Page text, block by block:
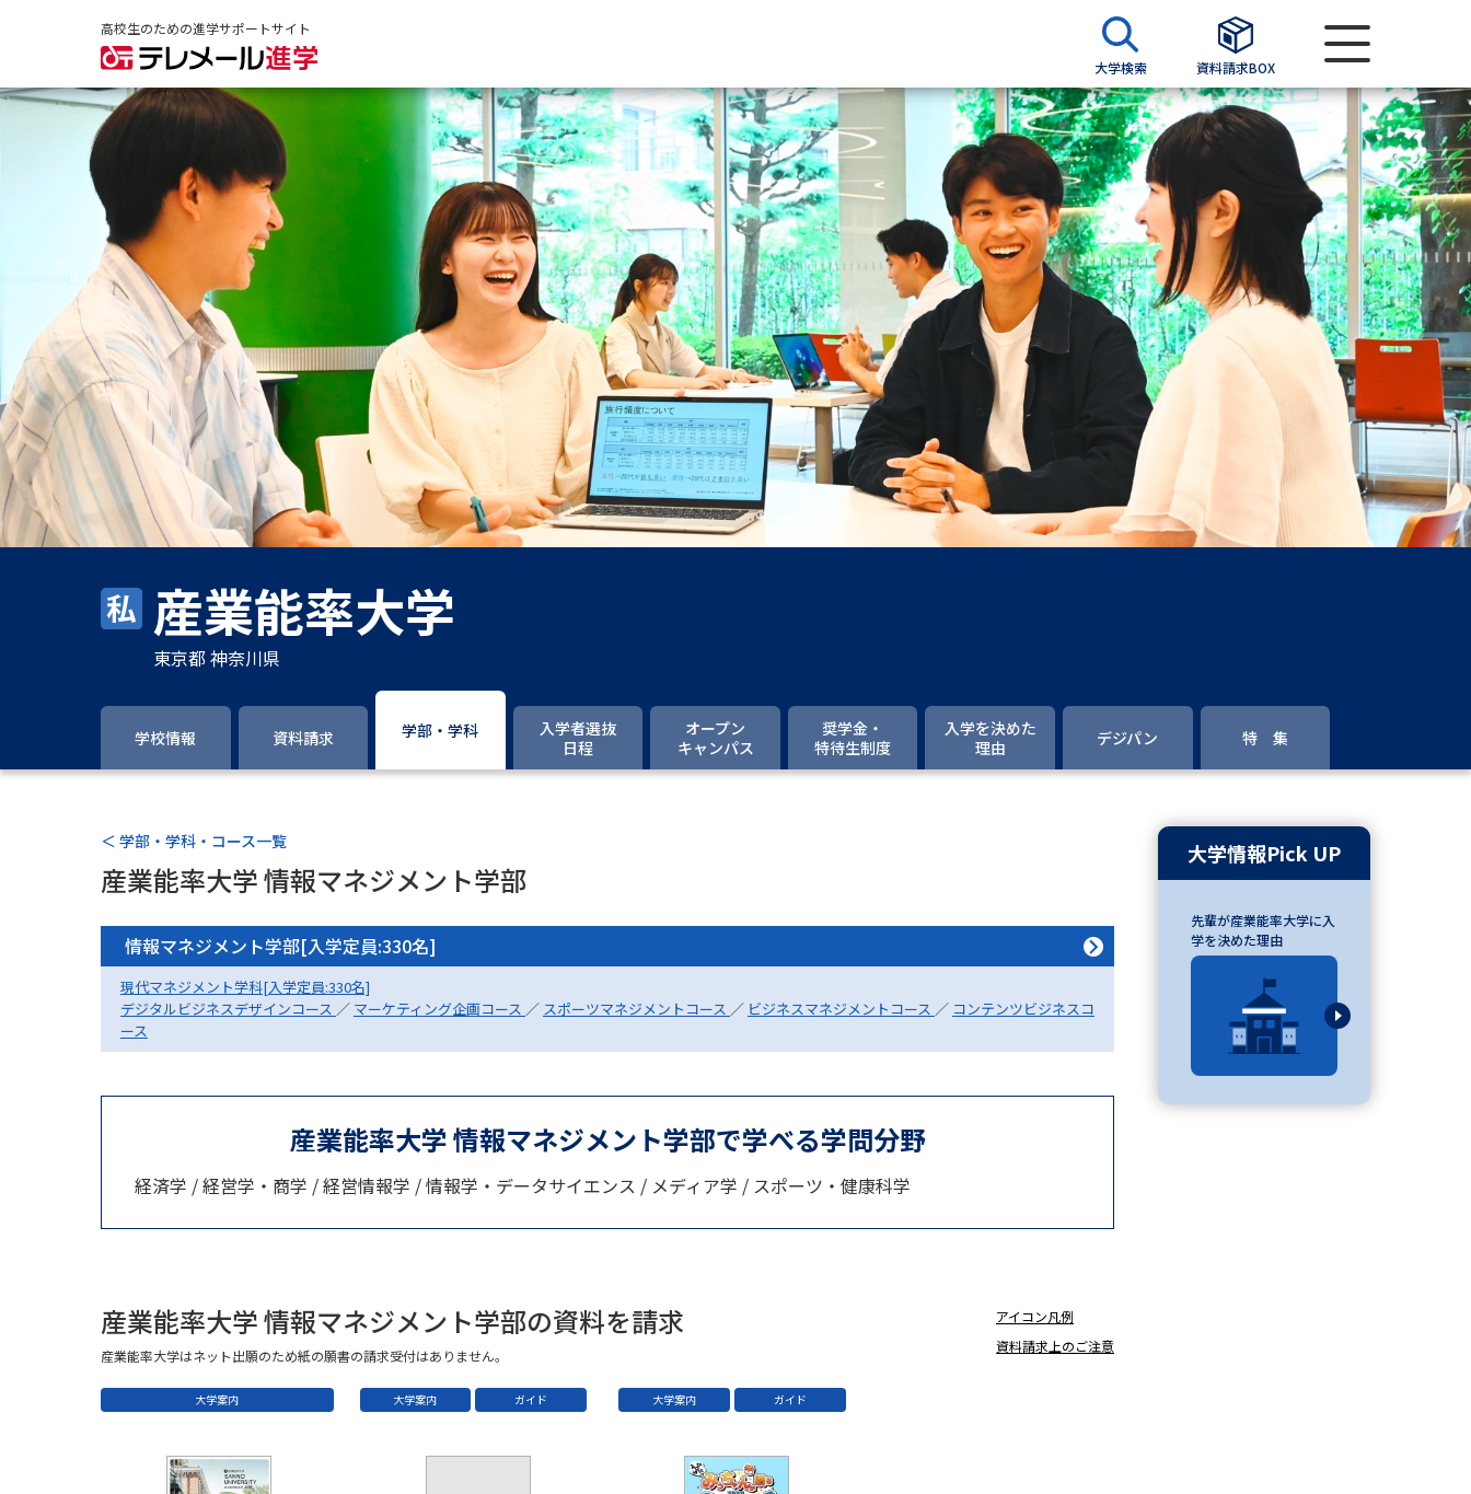
高校生のための進学サポートサイト
大学検索 資料請求BOX
資料請求 資料検索
大学・短大の資料種類から請求
大学パンフ
学部・学科パンフ
総合型選抜・学校推薦型選抜 募集要項＆願書
大学入学共通テスト利用選抜の募集要項＆願書
過去問題集
大学・短大以外の資料から請求
専門学校の資料請求 大学院の資料請求
留学・進学関連、塾・予備校
大学入学共通テスト「受験案内」の請求
大学入学共通テスト「受験上の配慮案内」の請求
高等学校卒業程度認定試験
大学研究 大学検索
デジタルパンフレット
進路の３択
新学年スタート号特集ページ（高3生用）
新学年スタート号特集ページ（高2生用）
SELFBRAND特集ページ
来場型・Web型イベント特集
夢ナビライブ
志望校・出願校を調べる
併願校選び 受験スケジュールを立てよう
産業能率大学
東京都 神奈川県
学校情報 資料請求 学部・学科
入学者選抜
日程
オープン
キャンパス
奨学金・
特待生制度
入学を決めた
理由
デジパン 特 集
＜ 学部・学科・コース一覧
産業能率大学 情報マネジメント学部
情報マネジメント学部[入学定員:330名]
現代マネジメント学科[入学定員:330名]
デジタルビジネスデザインコース ／ マーケティング企画コース ／ スポーツマネジメントコース ／ ビジネスマネジメントコース ／ コンテンツビジネスコ
ース
産業能率大学 情報マネジメント学部で学べる学問分野
経済学 / 経営学・商学 / 経営情報学 / 情報学・データサイエンス / メディア学 / スポーツ・健康科学
産業能率大学 情報マネジメント学部の資料を請求
産業能率大学はネット出願のため紙の願書の請求受付はありません。
アイコン凡例
資料請求上のご注意
大学案内 大学案内 ガイド 大学案内 ガイド
大学情報Pick UP
先輩が産業能率大学に入
学を決めた理由